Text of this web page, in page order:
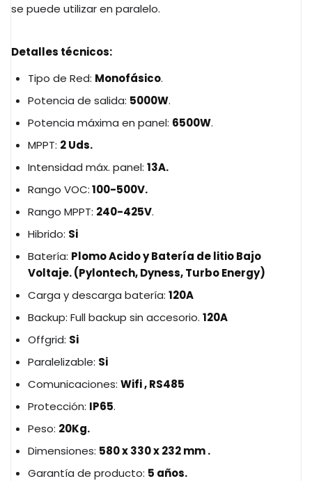
se puede utilizar en paralelo.
Detalles técnicos:
Tipo de Red: Monofásico.
Potencia de salida: 5000W.
Potencia máxima en panel: 6500W.
MPPT: 2 Uds.
Intensidad máx. panel: 13A.
Rango VOC:100-500V.
Rango MPPT: 240-425V.
Hibrido: Si
Batería: Plomo Acido y Batería de litio Bajo
Voltaje. (Pylontech, Dyness, Turbo Energy)
Carga y descarga batería: 120A
Backup: Full backup sin accesorio. 120A
Offgrid: Si
Paralelizable: Si
Comunicaciones: Wifi , RS485
Protección: IP65.
Peso: 20Kg.
Dimensiones: 580 x 330 x 232 mm .
Garantía de producto: 5 años.